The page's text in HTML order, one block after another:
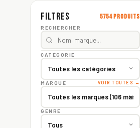
Filtres 5754 produits
RECHERCHER
CATÉGORIE
MARQUE VOIR TOUTES →
GENRE